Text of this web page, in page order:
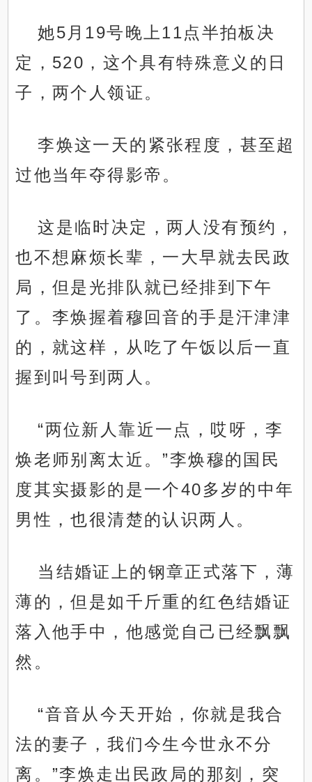
她5月19号晚上11点半拍板决
定，520，这个具有特殊意义的日
子，两个人领证。
李焕这一天的紧张程度，甚至超
过他当年夺得影帝。
这是临时决定，两人没有预约，
也不想麻烦长辈，一大早就去民政
局，但是光排队就已经排到下午
了。李焕握着穆回音的手是汗津津
的，就这样，从吃了午饭以后一直
握到叫号到两人。
“两位新人靠近一点，哎呀，李
焕老师别离太近。”李焕穆的国民
度其实摄影的是一个40多岁的中年
男性，也很清楚的认识两人。
当结婚证上的钢章正式落下，薄
薄的，但是如千斤重的红色结婚证
落入他手中，他感觉自己已经飘飘
然。
“音音从今天开始，你就是我合
法的妻子，我们今生今世永不分
离。”李焕走出民政局的那刻，突